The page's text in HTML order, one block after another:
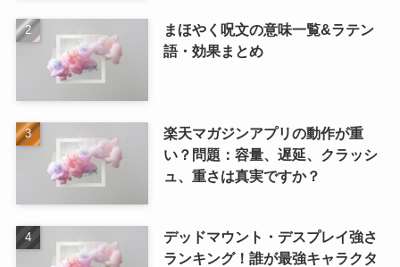
まほやく呪文の意味一覧&ラテン
語・効果まとめ
楽天マガジンアプリの動作が重
い？問題：容量、遅延、クラッシ
ュ、重さは真実ですか？
デッドマウント・デスプレイ強さ
ランキング！誰が最強キャラクタ